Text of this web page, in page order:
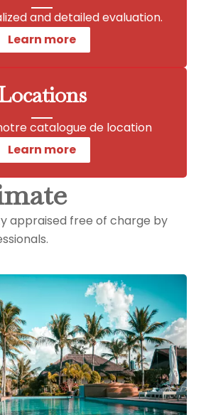
and detailed evaluation.
Learn more
catalogue de location
Learn more
appraised free of charge by